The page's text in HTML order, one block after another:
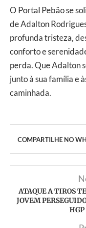
O Portal Pebão se
de Adalton
profunda tristeza,
conforto e
perda. Que Adalton
junto à sua família e
caminhada.
COMPARTILHE NO
ATAQUE A TIROS
JOVEM
HGP